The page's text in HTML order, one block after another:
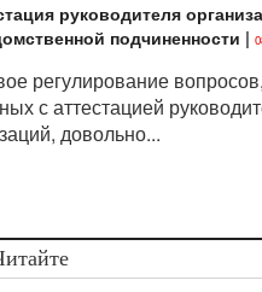
руководителя
подчиненности |
регулирование вопросов,
с аттестацией
довольно...